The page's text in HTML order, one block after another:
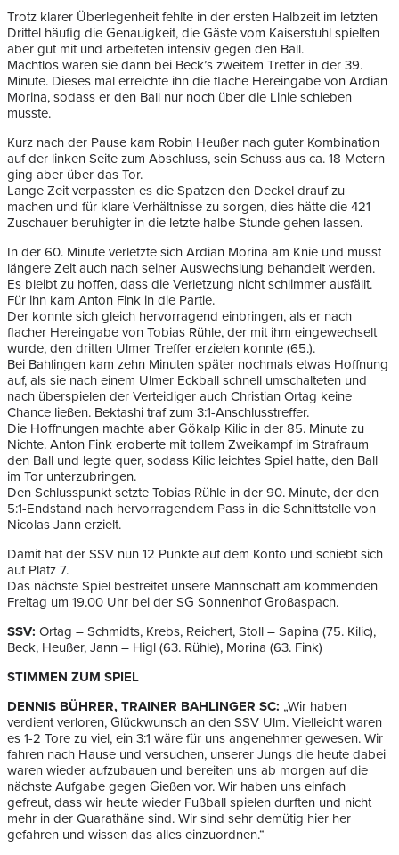
Trotz klarer Überlegenheit fehlte in der ersten Halbzeit im letzten
Drittel häufig die Genauigkeit, die Gäste vom Kaiserstuhl spielten
aber gut mit und arbeiteten intensiv gegen den Ball.
Machtlos waren sie dann bei Beck’s zweitem Treffer in der 39.
Minute. Dieses mal erreichte ihn die flache Hereingabe von Ardian
Morina, sodass er den Ball nur noch über die Linie schieben
musste.
Kurz nach der Pause kam Robin Heußer nach guter Kombination
auf der linken Seite zum Abschluss, sein Schuss aus ca. 18 Metern
ging aber über das Tor.
Lange Zeit verpassten es die Spatzen den Deckel drauf zu
machen und für klare Verhältnisse zu sorgen, dies hätte die 421
Zuschauer beruhigter in die letzte halbe Stunde gehen lassen.
In der 60. Minute verletzte sich Ardian Morina am Knie und musst
längere Zeit auch nach seiner Auswechslung behandelt werden.
Es bleibt zu hoffen, dass die Verletzung nicht schlimmer ausfällt.
Für ihn kam Anton Fink in die Partie.
Der konnte sich gleich hervorragend einbringen, als er nach
flacher Hereingabe von Tobias Rühle, der mit ihm eingewechselt
wurde, den dritten Ulmer Treffer erzielen konnte (65.).
Bei Bahlingen kam zehn Minuten später nochmals etwas Hoffnung
auf, als sie nach einem Ulmer Eckball schnell umschalteten und
nach überspielen der Verteidiger auch Christian Ortag keine
Chance ließen. Bektashi traf zum 3:1-Anschlusstreffer.
Die Hoffnungen machte aber Gökalp Kilic in der 85. Minute zu
Nichte. Anton Fink eroberte mit tollem Zweikampf im Strafraum
den Ball und legte quer, sodass Kilic leichtes Spiel hatte, den Ball
im Tor unterzubringen.
Den Schlusspunkt setzte Tobias Rühle in der 90. Minute, der den
5:1-Endstand nach hervorragendem Pass in die Schnittstelle von
Nicolas Jann erzielt.
Damit hat der SSV nun 12 Punkte auf dem Konto und schiebt sich
auf Platz 7.
Das nächste Spiel bestreitet unsere Mannschaft am kommenden
Freitag um 19.00 Uhr bei der SG Sonnenhof Großaspach.
SSV: Ortag – Schmidts, Krebs, Reichert, Stoll – Sapina (75. Kilic),
Beck, Heußer, Jann – Higl (63. Rühle), Morina (63. Fink)
STIMMEN ZUM SPIEL
DENNIS BÜHRER, TRAINER BAHLINGER SC: „Wir haben
verdient verloren, Glückwunsch an den SSV Ulm. Vielleicht waren
es 1-2 Tore zu viel, ein 3:1 wäre für uns angenehmer gewesen. Wir
fahren nach Hause und versuchen, unserer Jungs die heute dabei
waren wieder aufzubauen und bereiten uns ab morgen auf die
nächste Aufgabe gegen Gießen vor. Wir haben uns einfach
gefreut, dass wir heute wieder Fußball spielen durften und nicht
mehr in der Quarathäne sind. Wir sind sehr demütig hier her
gefahren und wissen das alles einzuordnen.“